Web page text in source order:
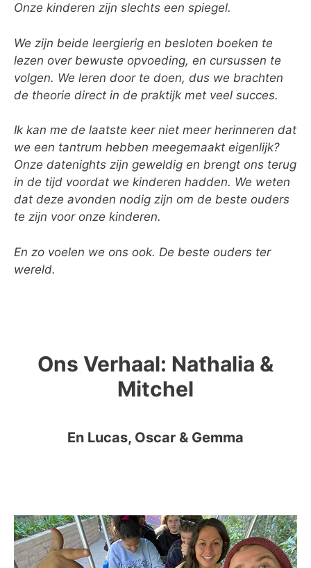
Onze kinderen zijn slechts een spiegel.
We zijn beide leergierig en besloten boeken te
lezen over bewuste opvoeding, en cursussen te
volgen. We leren door te doen, dus we brachten
de theorie direct in de praktijk met veel succes.
Ik kan me de laatste keer niet meer herinneren dat
we een tantrum hebben meegemaakt eigenlijk?
Onze datenights zijn geweldig en brengt ons terug
in de tijd voordat we kinderen hadden. We weten
dat deze avonden nodig zijn om de beste ouders
te zijn voor onze kinderen.
En zo voelen we ons ook. De beste ouders ter
wereld.
Ons Verhaal: Nathalia &
Mitchel
En Lucas, Oscar & Gemma